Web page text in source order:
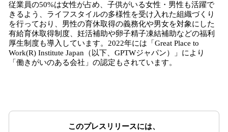
従業員の50%は女性が占め、子供がいる女性・男性も活躍で
きるよう、ライフスタイルの多様性を受け入れた組織づくり
を行っており、男性の育休取得の義務化や男女を対象にした
有給育休取得制度、妊活補助や卵子精子凍結補助などの福利
厚生制度も導入しています。2022年には「Great Place to
Work(R) Institute Japan（以下、GPTWジャパン）」により
「働きがいのある会社」の認定もされています。
このプレスリリースには、